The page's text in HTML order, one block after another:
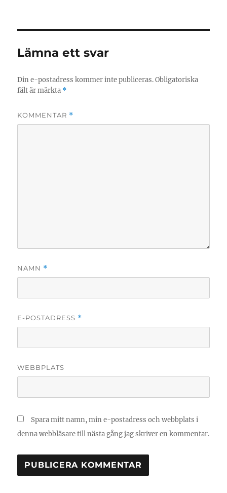
Lämna ett svar
Din e-postadress kommer inte publiceras. Obligatoriska
fält är märkta *
KOMMENTAR *
NAMN *
E-POSTADRESS *
WEBBPLATS
Spara mitt namn, min e-postadress och webbplats i
denna webbläsare till nästa gång jag skriver en kommentar.